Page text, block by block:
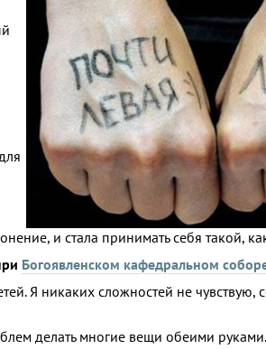
и стала принимать себя такой,
Богоявленском кафедральном
Я никаких сложностей не чувствую,
делать многие вещи обеими